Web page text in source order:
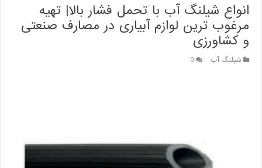
انواع شیلنگ آب با تحمل فشار بالا| تهیه
مرغوب ترین لوازم آبیاری در مصارف صنعتی
و کشاورزی
شیلنگ آب 0